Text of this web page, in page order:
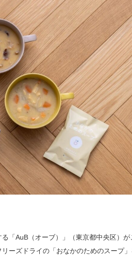
「AuB（オーブ）」（東京都中央区）が
ーズドライの「おなかのためのスープ」